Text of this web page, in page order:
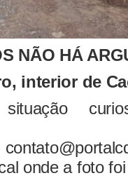
NÃO HÁ
interior de
onde a foto